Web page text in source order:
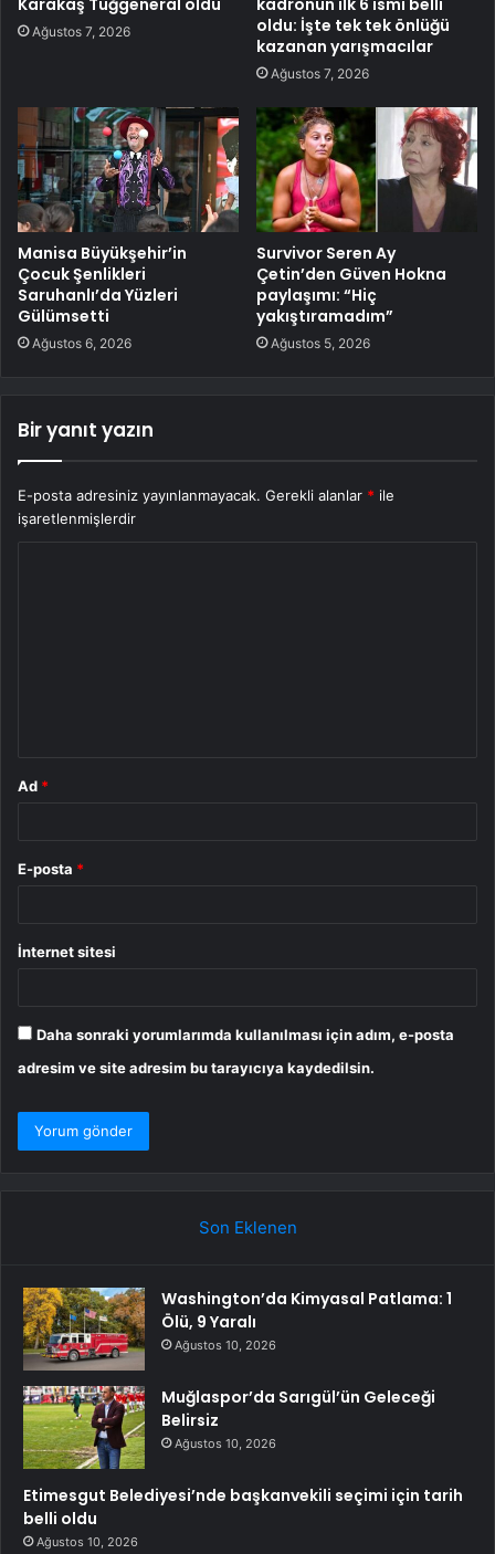
Karakaş Tuğgeneral oldu
Ağustos 7, 2026
kadronun ilk 6 ismi belli
oldu: İşte tek tek önlüğü
kazanan yarışmacılar
Ağustos 7, 2026
Manisa Büyükşehir’in
Çocuk Şenlikleri
Saruhanlı’da Yüzleri
Gülümsetti
Ağustos 6, 2026
Survivor Seren Ay
Çetin’den Güven Hokna
paylaşımı: “Hiç
yakıştıramadım”
Ağustos 5, 2026
Bir yanıt yazın
E-posta adresiniz yayınlanmayacak. Gerekli alanlar * ile
işaretlenmişlerdir
Ad *
E-posta *
İnternet sitesi
Daha sonraki yorumlarımda kullanılması için adım, e-posta
adresim ve site adresim bu tarayıcıya kaydedilsin.
Son Eklenen
Washington’da Kimyasal Patlama: 1
Ölü, 9 Yaralı
Ağustos 10, 2026
Muğlaspor’da Sarıgül’ün Geleceği
Belirsiz
Ağustos 10, 2026
Etimesgut Belediyesi’nde başkanvekili seçimi için tarih
belli oldu
Ağustos 10, 2026